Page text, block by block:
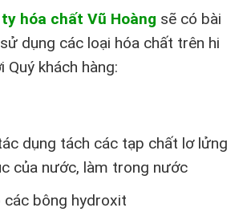
hóa chất Vũ Hoàng sẽ có bài
dụng các loại hóa chất trên hi
Quý khách hàng:
dụng tách các tạp chất lơ lửng
của nước, làm trong nước
các bông hydroxit